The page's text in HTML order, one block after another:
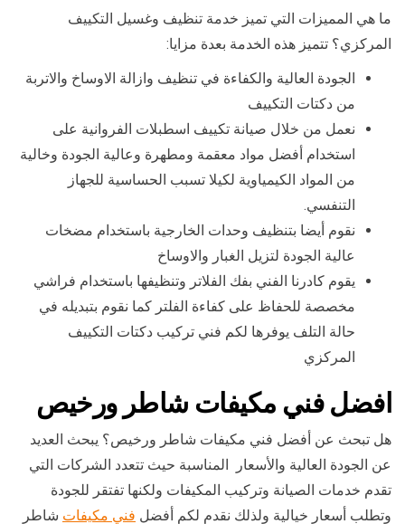
ما هي المميزات التي تميز خدمة تنظيف وغسيل التكييف
المركزي؟ تتميز هذه الخدمة بعدة مزايا:
الجودة العالية والكفاءة في تنظيف وازالة الاوساخ والاتربة
من دكتات التكييف
نعمل من خلال صيانة تكييف اسطبلات الفروانية على
استخدام أفضل مواد معقمة ومطهرة وعالية الجودة وخالية
من المواد الكيمياوية لكيلا تسبب الحساسية للجهاز
التنفسي.
نقوم أيضا بتنظيف وحدات الخارجية باستخدام مضخات
عالية الجودة لتزيل الغبار والاوساخ
يقوم كادرنا الفني بفك الفلاتر وتنظيفها باستخدام فراشي
مخصصة للحفاظ على كفاءة الفلتر كما نقوم بتبديله في
حالة التلف يوفرها لكم فني تركيب دكتات التكييف
المركزي
افضل فني مكيفات شاطر ورخيص
هل تبحث عن أفضل فني مكيفات شاطر ورخيص؟ يبحث العديد
عن الجودة العالية والأسعار المناسبة حيث تتعدد الشركات التي
تقدم خدمات الصيانة وتركيب المكيفات ولكنها تفتقر للجودة
وتطلب أسعار خيالية ولذلك نقدم لكم أفضل فني مكيفات شاطر